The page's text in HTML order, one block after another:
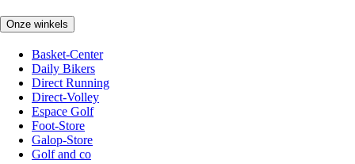
Onze winkels
Basket-Center
Daily Bikers
Direct Running
Direct-Volley
Espace Golf
Foot-Store
Galop-Store
Golf and co